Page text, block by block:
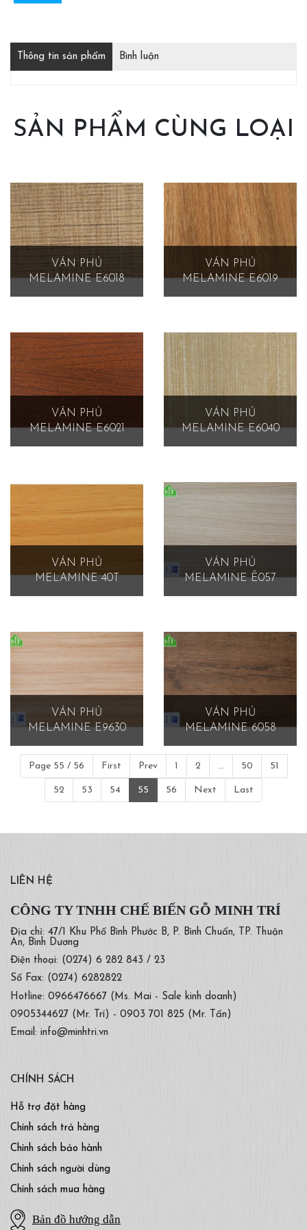
Thông tin sản phẩm Bình luận
SẢN PHẨM CÙNG LOẠI
VÁN PHỦ
MELAMINE E6018
VÁN PHỦ
MELAMINE E6019
VÁN PHỦ
MELAMINE E6021
VÁN PHỦ
MELAMINE E6040
VÁN PHỦ
MELAMINE 40T
VÁN PHỦ
MELAMINE Ê057
VÁN PHỦ
MELAMINE E9630
VÁN PHỦ
MELAMINE 6058
Page 55 / 56 First Prev 1 2 ... 50 51
52 53 54 55 56 Next Last
LIÊN HỆ
CÔNG TY TNHH CHẾ BIẾN GỖ MINH TRÍ
Địa chỉ: 47/1 Khu Phố Bình Phước B, P. Bình Chuẩn, TP. Thuận
An, Bình Dương
Điện thoại: (0274) 6 282 843 / 23
Số Fax: (0274) 6282822
Hotline: 0966476667 (Ms. Mai - Sale kinh doanh)
0905344627 (Mr. Trí) - 0903 701 825 (Mr. Tấn)
Email: info@minhtri.vn
CHÍNH SÁCH
Hỗ trợ đặt hàng
Chính sách trả hàng
Chính sách bảo hành
Chính sách người dùng
Chính sách mua hàng
Bản đồ hướng dẫn